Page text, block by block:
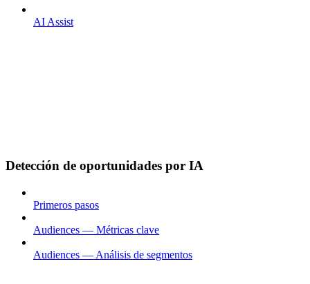
AI Assist
Detección de oportunidades por IA
Primeros pasos
Audiences — Métricas clave
Audiences — Análisis de segmentos